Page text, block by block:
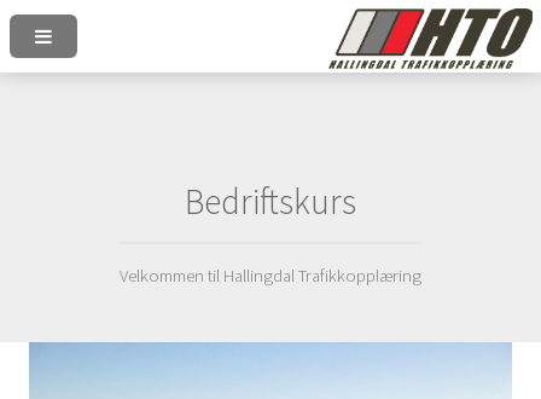
Bedriftskurs
Velkommen til Hallingdal Trafikkopplæring